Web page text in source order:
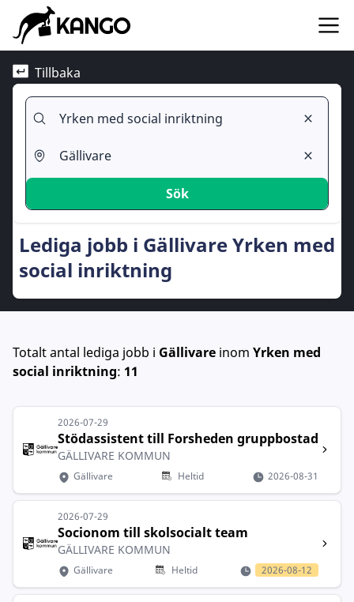
Tillbaka
Sök
Lediga jobb i Gällivare Yrken med
social inriktning
Totalt antal lediga jobb i Gällivare inom Yrken med
social inriktning: 11
2026-07-29
Stödassistent till Forsheden gruppbostad
GÄLLIVARE KOMMUN
Gällivare Heltid 2026-08-31
2026-07-29
Socionom till skolsocialt team
GÄLLIVARE KOMMUN
Gällivare Heltid 2026-08-12